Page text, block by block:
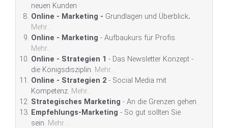
neuen Kunden
Online - Marketing - Grundlagen und Überblick.
Mehr...
Online - Marketing - Aufbaukurs für Profis.
Mehr...
Online - Strategien 1 - Das Newsletter Konzept -
die Königsdisziplin. Mehr...
Online - Strategien 2 - Social Media mit
Kompetenz. Mehr...
Strategisches Marketing - An die Grenzen gehen
Empfehlungs-Marketing - So gut sollten Sie
sein. Mehr ...